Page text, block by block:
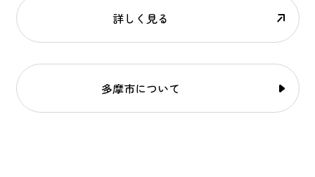
詳しく見る
多摩市について